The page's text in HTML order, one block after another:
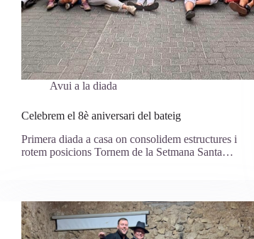
Avui a la diada
Celebrem el 8è aniversari del bateig
Primera diada a casa on consolidem estructures i
rotem posicions Tornem de la Setmana Santa…